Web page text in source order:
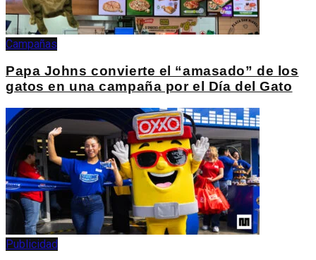
Campañas
Papa Johns convierte el “amasado” de los
gatos en una campaña por el Día del Gato
Publicidad